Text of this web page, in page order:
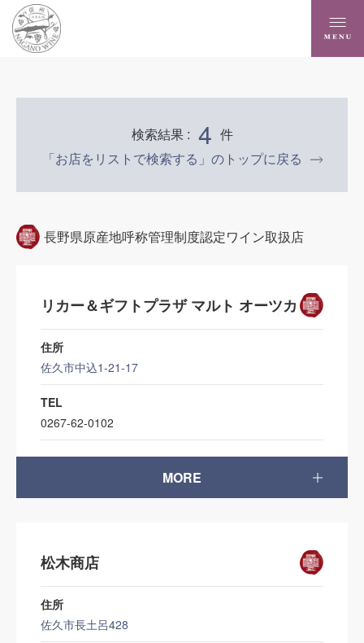
検索結果 : 4 件
「お店をリストで検索する」のトップに戻る
長野県原産地呼称管理制度認定ワイン取扱店
リカー＆ギフトプラザ マルト オーツカ
住所
佐久市中込1-21-17
TEL
0267-62-0102
MORE
松木商店
住所
佐久市長土呂428